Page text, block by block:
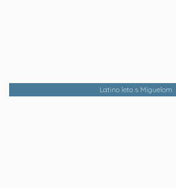
Latino leto s Miguelom